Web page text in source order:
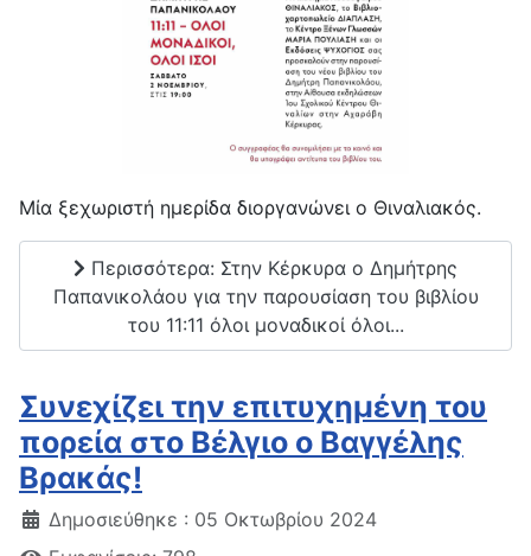
Μία ξεχωριστή ημερίδα διοργανώνει ο Θιναλιακός.
Περισσότερα: Στην Κέρκυρα ο Δημήτρης
Παπανικολάου για την παρουσίαση του βιβλίου
του 11:11 όλοι μοναδικοί όλοι...
Συνεχίζει την επιτυχημένη του
πορεία στο Βέλγιο ο Βαγγέλης
Βρακάς!
Δημοσιεύθηκε : 05 Οκτωβρίου 2024